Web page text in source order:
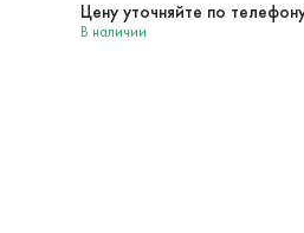
В наличии
Цену уточняйте по